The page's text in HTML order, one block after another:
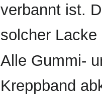
verbannt ist.
solcher
Alle Gummi-
Kreppband